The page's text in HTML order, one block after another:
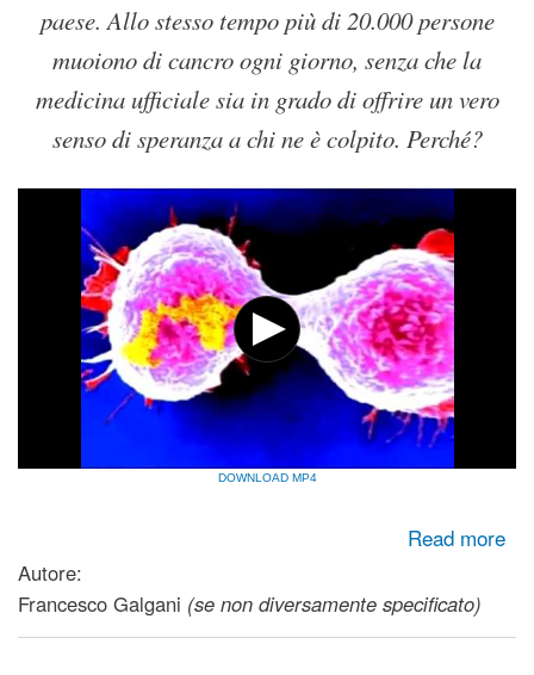
paese. Allo stesso tempo più di 20.000 persone
muoiono di cancro ogni giorno, senza che la
medicina ufficiale sia in grado di offrire un vero
senso di speranza a chi ne è colpito. Perché?
DOWNLOAD MP4
Read more
about Documentario "Cancro: le cure proibite" (di Massimo
Autore:
Francesco Galgani (se non diversamente specificato)